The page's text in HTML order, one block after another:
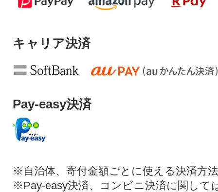
キャリア決済
Pay-easy決済
※自治体、寄付金額ごとに使える決済方
※Pay-easy決済、コンビニ決済に関して